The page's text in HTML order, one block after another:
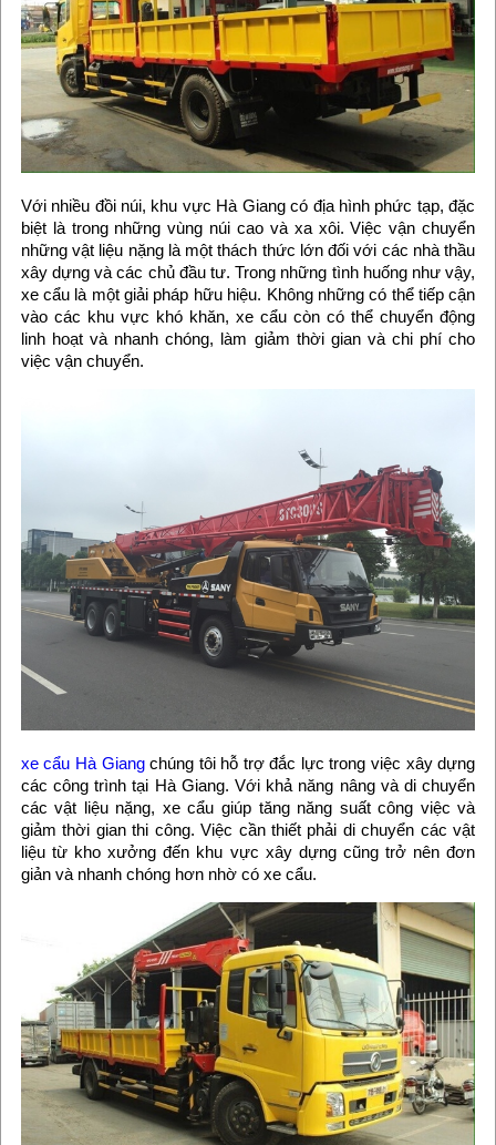
Với nhiều đồi núi, khu vực Hà Giang có địa hình phức tạp, đặc
biệt là trong những vùng núi cao và xa xôi. Việc vận chuyển
những vật liệu nặng là một thách thức lớn đối với các nhà thầu
xây dựng và các chủ đầu tư. Trong những tình huống như vậy,
xe cẩu là một giải pháp hữu hiệu. Không những có thể tiếp cận
vào các khu vực khó khăn, xe cẩu còn có thể chuyển động
linh hoạt và nhanh chóng, làm giảm thời gian và chi phí cho
việc vận chuyển.
xe cẩu Hà Giangchúng tôi hỗ trợ đắc lực trong việc xây dựng
các công trình tại Hà Giang. Với khả năng nâng và di chuyển
các vật liệu nặng, xe cẩu giúp tăng năng suất công việc và
giảm thời gian thi công. Việc cần thiết phải di chuyển các vật
liệu từ kho xưởng đến khu vực xây dựng cũng trở nên đơn
giản và nhanh chóng hơn nhờ có xe cẩu.